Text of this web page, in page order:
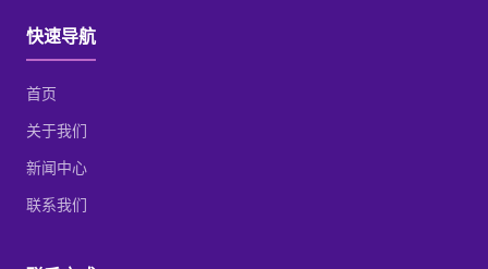
快速导航
首页
关于我们
新闻中心
联系我们